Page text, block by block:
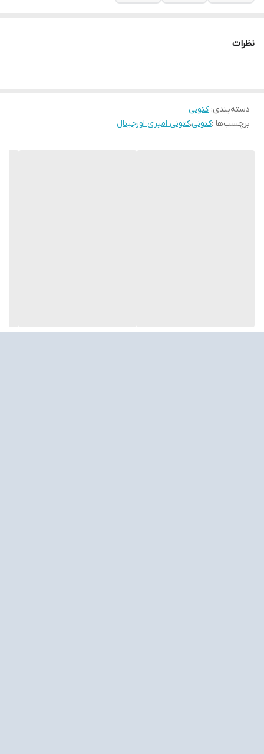
نظرات
دسته‌بندی:کتونی
برچسب‌ها :کتونی،کتونی امیری اورجینال